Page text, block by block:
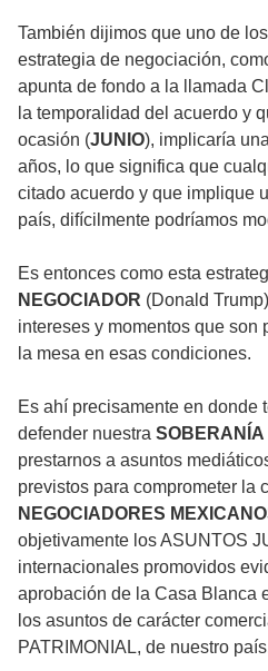
También dijimos que uno de
estrategia de negociación,
apunta de fondo a la llamada
la temporalidad del acuerdo y
ocasión (JUNIO), implicaría
años, lo que significa que
citado acuerdo y que implique
país, difícilmente podríamos
Es entonces como esta
NEGOCIADOR (Donald
intereses y momentos que son
la mesa en esas condiciones.
Es ahí precisamente en donde
defender nuestra SOBERANÍA
prestarnos a asuntos
previstos para comprometer la
NEGOCIADORES
objetivamente los ASUNTOS
internacionales promovidos
aprobación de la Casa Blanca
los asuntos de carácter
PATRIMONIAL, de nuestro